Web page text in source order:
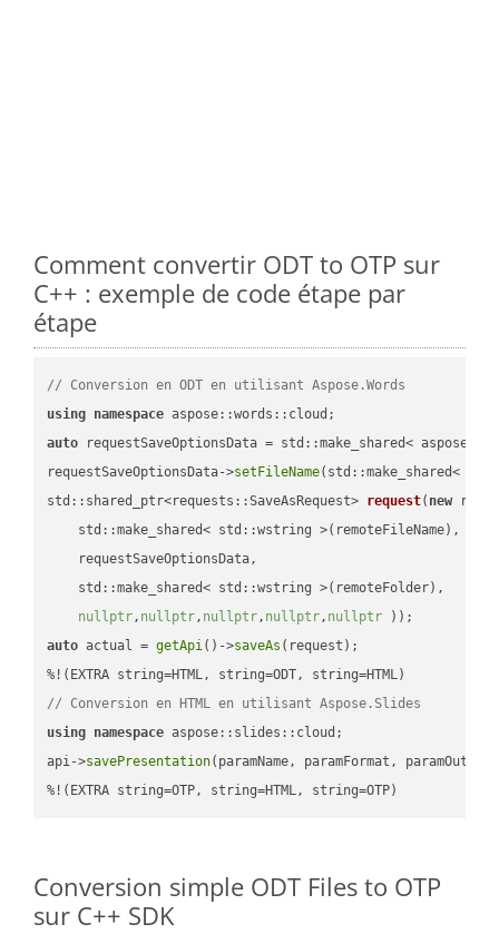
Comment convertir ODT to OTP sur
C++ : exemple de code étape par
étape
// Conversion en ODT en utilisant Aspose.Words
using namespace
auto requestSaveOptionsData = std::make_shared<
requestSaveOptionsData->setFileName(std::make_shared<
std::shared_ptr<requests::SaveAsRequest> request( new
    std::make_shared< std::wstring >(remoteFileName),
    requestSaveOptionsData,
    std::make_shared< std::wstring >(remoteFolder),
nullptr, nullptr, nullptr, nullptr, nullptr ))
auto actual = getApi()->saveAs (request);
// Conversion en HTML en utilisant Aspose.Slides
using namespace aspose::slides::cloud;
api->savePresentation(paramName, paramFormat,
%!(EXTRA string=OTP, string=HTML, string=OTP)
Conversion simple ODT Files to OTP
sur C++ SDK